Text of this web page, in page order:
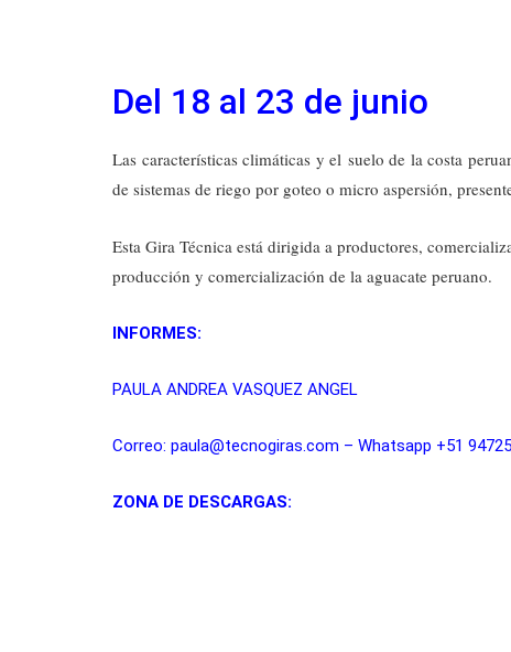
Del 18 al 23 de junio
Las características climáticas y el suelo de la costa
de sistemas de riego por goteo o micro aspersión,
Esta Gira Técnica está dirigida a productores,
producción y comercialización de la aguacate peruano.
INFORMES:
PAULA ANDREA VASQUEZ ANGEL
Correo: paula@tecnogiras.com – Whatsapp +51
ZONA DE DESCARGAS: